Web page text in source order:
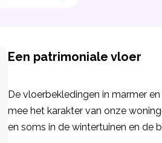
Een patrimoniale vloer
De vloerbekledingen in marmer
mee het karakter van onze
en soms in de wintertuinen en de